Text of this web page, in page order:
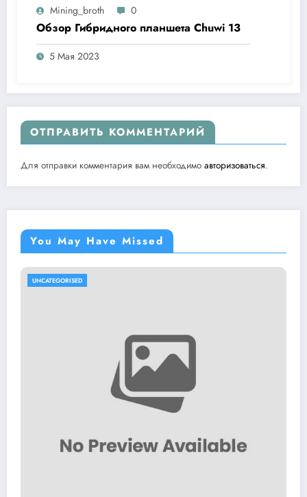
Mining_broth 0
Обзор Гибридного планшета Chuwi 13
5 Мая 2023
ОТПРАВИТЬ КОММЕНТАРИЙ
Для отправки комментария вам необходимо авторизоваться.
You May Have Missed